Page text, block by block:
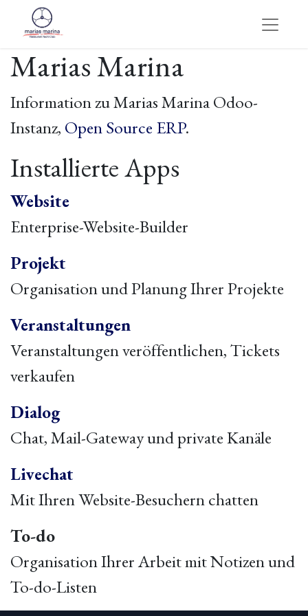
Marias Marina
Information zu Marias Marina Odoo-
Instanz, Open Source ERP.
Installierte Apps
Website
Enterprise-Website-Builder
Projekt
Organisation und Planung Ihrer Projekte
Veranstaltungen
Veranstaltungen veröffentlichen, Tickets
verkaufen
Dialog
Chat, Mail-Gateway und private Kanäle
Livechat
Mit Ihren Website-Besuchern chatten
To-do
Organisation Ihrer Arbeit mit Notizen und
To-do-Listen